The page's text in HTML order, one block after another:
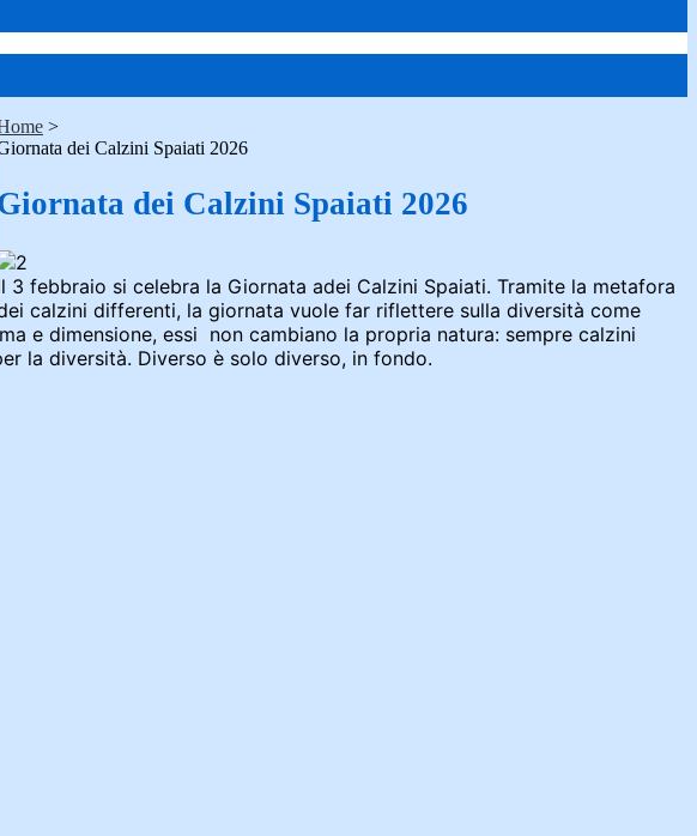
>
dei Calzini Spaiati 2026
dei Calzini Spaiati 2026
3 febbraio si celebra la Giornata adei Calzini Spaiati. Tramite la metafora
calzini differenti, la giornata vuole far riflettere sulla diversità come
e dimensione, essi non cambiano la propria natura: sempre calzini
la diversità. Diverso è solo diverso, in fondo.